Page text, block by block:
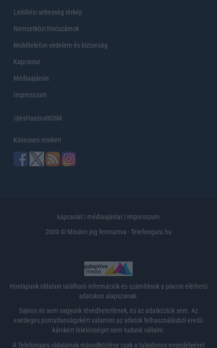
Letöltési sebesség térkép
Nemzetközi hívószámok
Mobiltelefon védelem és biztonság
Kapcsolat
Médiaajánlat
Impresszum
UjesHasznaltGSM
Kövessen minket!
kapcsolat | médiaajánlat | impresszum
2000 © Minden jog fenntartva - Telefonguru.hu
Honlapunk oldalain található információk és számítások a piacon elérhető
adatokon alapszanak.
Sajnos mi sem vagyunk tévedhetetlenek, és az adatközlők sem. Az
esetleges pontatlanságokért valamint az adatok felhasználásból eredő
károkért felelősséget nem tudunk vállalni.
A Telefonguru oldalainak másodközlése csak a tulajdonos engedélyével